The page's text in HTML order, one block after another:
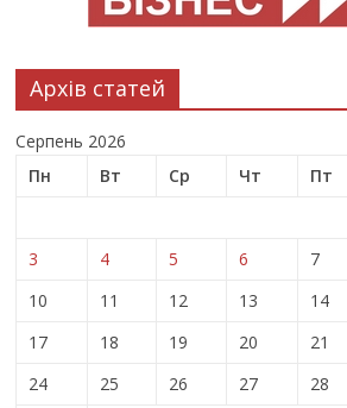
Архів статей
Серпень 2026
Пн
Вт Ср Чт Пт
3
4 5 6 7
10
11 12 13 14
17
18 19 20 21
24
25 26 27 28